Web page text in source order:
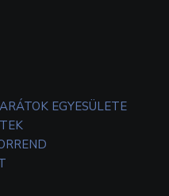
EGYESÜLETE